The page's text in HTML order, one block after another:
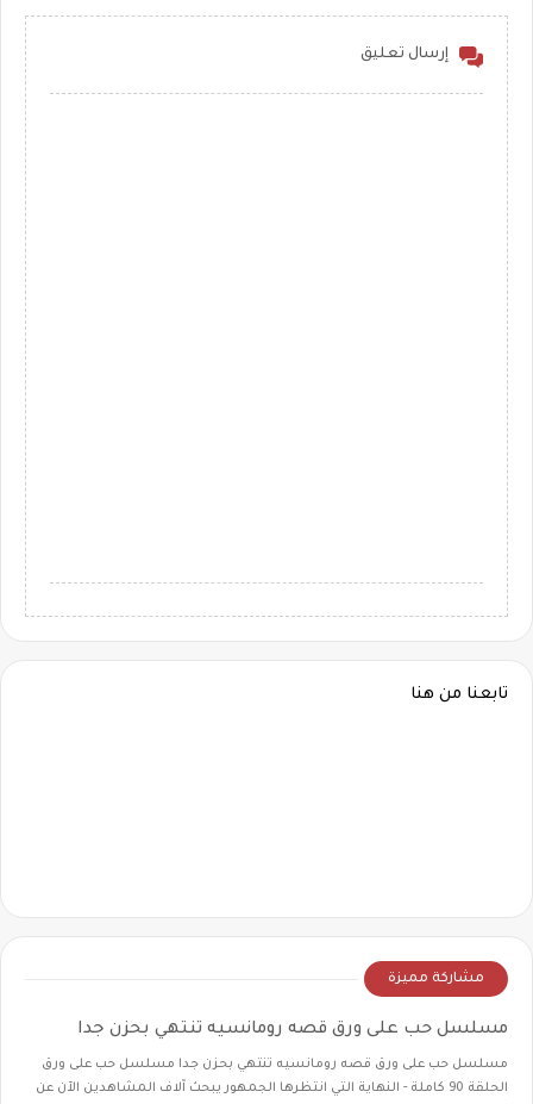
إرسال تعليق
تابعنا من هنا
مشاركة مميزة
مسلسل حب على ورق قصه رومانسيه تنتهي بحزن جدا
مسلسل حب على ورق قصه رومانسيه تنتهي بحزن جدا مسلسل حب على ورق
الحلقة 90 كاملة - النهاية التي انتظرها الجمهور يبحث آلاف المشاهدين الآن عن